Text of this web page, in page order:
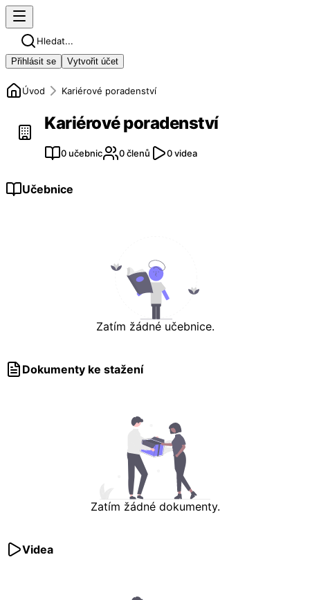
Hledat...
Přihlásit se Vytvořit účet
Úvod Kariérové poradenství
Kariérové poradenství
0 učebnic 0 členů 0 videa
Učebnice
Zatím žádné učebnice.
Dokumenty ke stažení
Zatím žádné dokumenty.
Videa